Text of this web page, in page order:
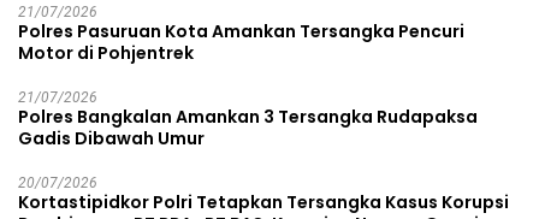
21/07/2026
Polres Pasuruan Kota Amankan Tersangka Pencuri
Motor di Pohjentrek
21/07/2026
Polres Bangkalan Amankan 3 Tersangka Rudapaksa
Gadis Dibawah Umur
20/07/2026
Kortastipidkor Polri Tetapkan Tersangka Kasus Korupsi